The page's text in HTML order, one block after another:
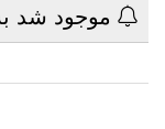
موجود شد